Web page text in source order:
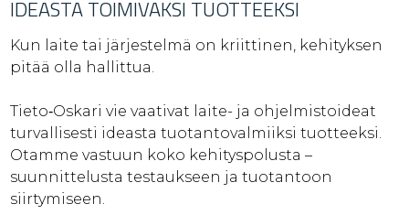
IDEASTA TOIMIVAKSI TUOTTEEKSI
Kun laite tai järjestelmä on kriittinen, kehityksen
pitää olla hallittua.
Tieto‑Oskari vie vaativat laite- ja ohjelmistoideat
turvallisesti ideasta tuotantovalmiiksi tuotteeksi.
Otamme vastuun koko kehityspolusta –
suunnittelusta testaukseen ja tuotantoon
siirtymiseen.